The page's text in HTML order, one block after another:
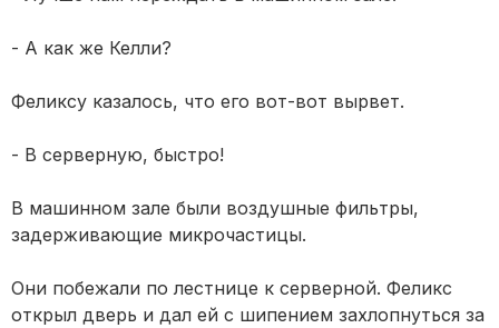
- А как же Келли?
Феликсу казалось, что его вот-вот вырвет.
- В серверную, быстро!
В машинном зале были воздушные фильтры,
задерживающие микрочастицы.
Они побежали по лестнице к серверной. Феликс
открыл дверь и дал ей с шипением захлопнуться за